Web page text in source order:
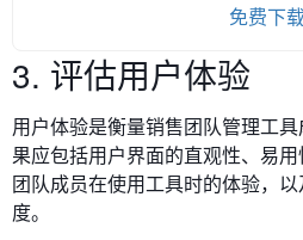
免费下
3. 评估用户体验
用户体验是衡量销售团队管理工
果应包括用户界面的直观性、易
团队成员在使用工具时的体验，
度。